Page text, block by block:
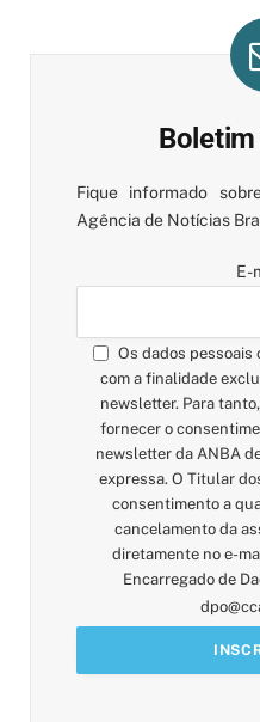
Fique informado
Agência de Notícias
E-
Os dados pessoais
com a finalidade
newsletter. Para
fornecer o
newsletter da ANBA
expressa. O Titular
consentimento a
cancelamento da
diretamente no e-
Encarregado de